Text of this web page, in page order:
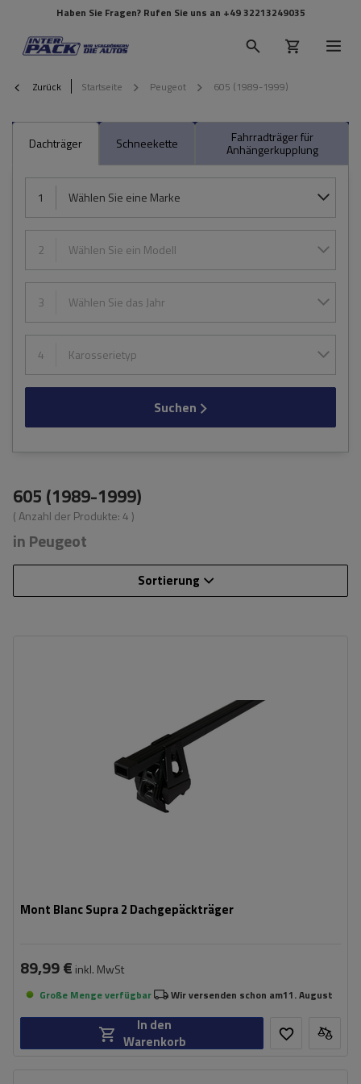
Haben Sie Fragen? Rufen Sie uns an +49 32213249035
Zurück Startseite Peugeot 605 (1989-1999)
Dachträger Schneekette Fahrradträger für
Anhängerkupplung
1 Wählen Sie eine Marke
2 Wählen Sie ein Modell
3 Wählen Sie das Jahr
4 Karosserietyp
Suchen
605 (1989-1999)
( Anzahl der Produkte:4 )
in Peugeot
Sortierung
Mont Blanc Supra 2 Dachgepäckträger
89,99 € inkl. MwSt
Große Menge verfügbar Wir versenden schon am11. August
In den
Warenkorb